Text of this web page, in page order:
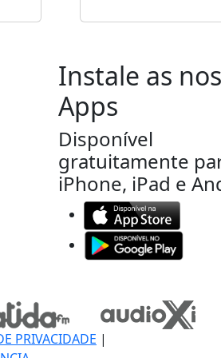
Instale as
Apps
Disponível
gratuitamente
iPhone, iPad e
PRIVACIDADE |